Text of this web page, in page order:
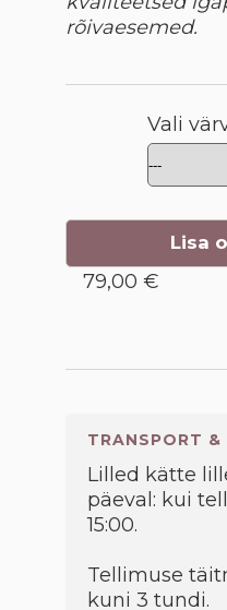
rõivaesemed.
Vali
Lisa
79,00 €
TRANSPORT
Lilled kätte
päeval: kui
15:00.
Tellimuse
kuni 3 tundi.